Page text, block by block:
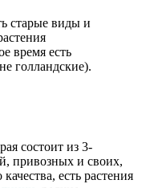
старые виды и
время есть
голландские).
состоит из 3-
привозных и своих,
есть растения